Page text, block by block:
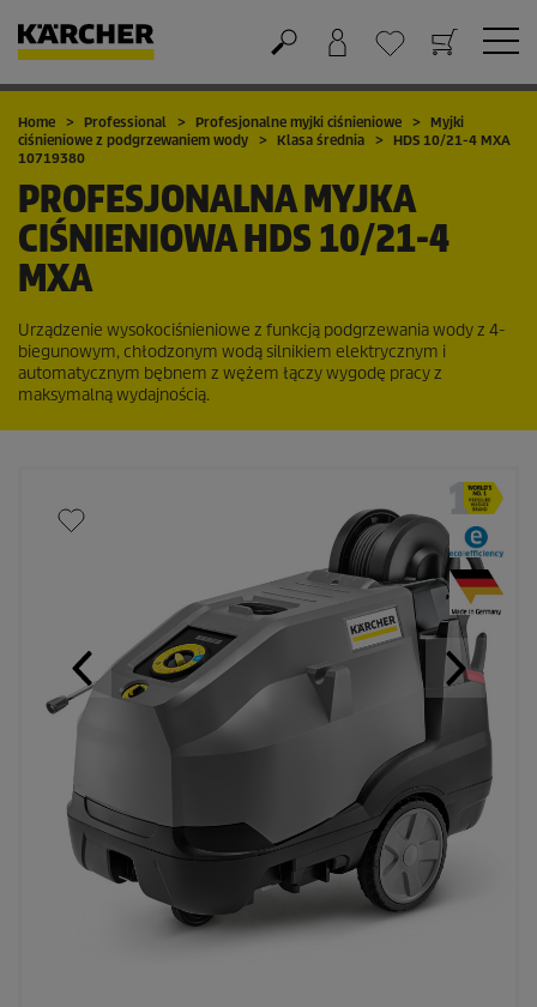
Koszyk
Lista życzeń
Home Professional Profesjonalne myjki ciśnieniowe
Myjki
ciśnieniowe z podgrzewaniem wody
Klasa średnia
HDS 10/21-4 MXA
10719380
PROFESJONALNA MYJKA
CIŚNIENIOWAHDS 10/21-4
MXA
Urządzenie wysokociśnieniowe z funkcją podgrzewania wody z 4-
biegunowym, chłodzonym wodą silnikiem elektrycznym i
automatycznym bębnem z wężem łączy wygodę pracy z
maksymalną wydajnością.